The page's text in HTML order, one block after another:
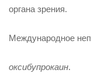
органа зрения.
Международное
оксибупрокаин.